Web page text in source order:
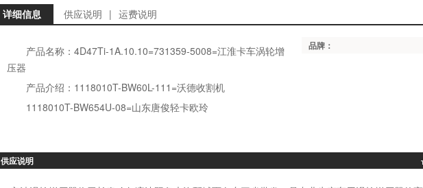
详细信息 供应说明 | 运费说明
产品名称：4D47Ti-1A.10.10=731359-5008=江淮卡车涡轮增
压器
产品介绍：1118010T-BW60L-111=沃德收割机
1118010T-BW654U-08=山东唐俊轻卡欧玲
品牌：
供应说明